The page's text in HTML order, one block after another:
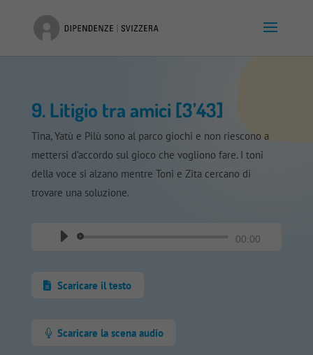
9. Litigio tra amici [3’43]
Tina, Yatù e Pilù sono al parco giochi e non riescono a
mettersi d’accordo sul gioco che vogliono fare. I toni
della voce si alzano mentre Toni e Zita cercano di
trovare una soluzione.
Audio
00:00
Scaricare il testo
Scaricare la scena audio